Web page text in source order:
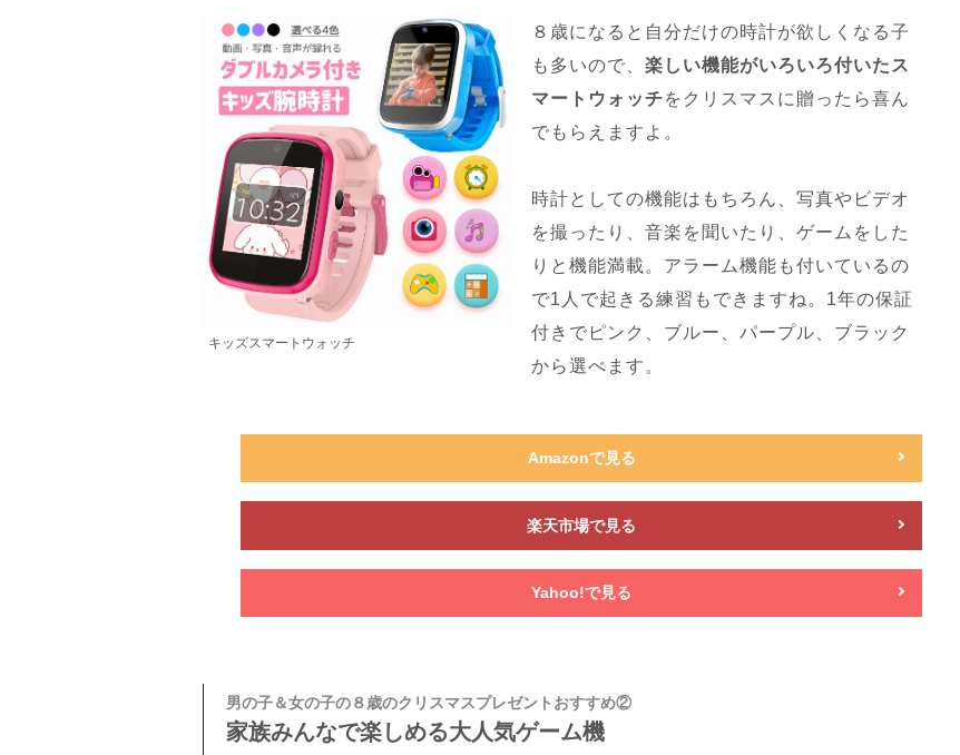
キッズスマートウォッチ
８歳になると自分だけの時計が欲しくなる子
も多いので、 楽しい機能がいろいろ付いたス
マートウォッチをクリスマスに贈ったら喜ん
でもらえますよ。
時計としての機能はもちろん、写真やビデオ
を撮ったり、音楽を聞いたり、ゲームをした
りと機能満載。アラーム機能も付いているの
で1人で起きる練習もできますね。1年の保証
付きでピンク、ブルー、パープル、ブラック
から選べます。
Amazonで見る
楽天市場で見る
Yahoo!で見る
男の子＆女の子の８歳のクリスマスプレゼントおすすめ②
家族みんなで楽しめる大人気ゲーム機